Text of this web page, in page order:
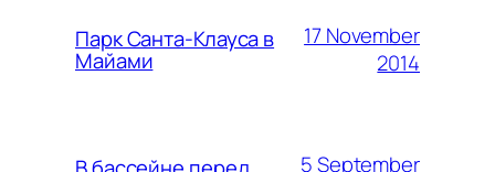
Парк Санта-Клауса в
Майами
17 November
2014
5 September